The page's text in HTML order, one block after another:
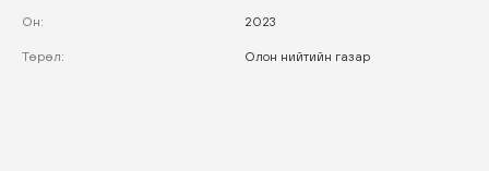
Он: 2023
Төрөл: Олон нийтийн газар